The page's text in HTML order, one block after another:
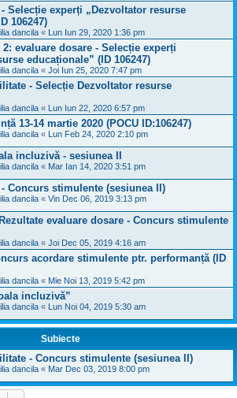
Selecție experți „Dezvoltator resurse
106247)
dancila « Lun Iun 29, 2020 1:36 pm
2: evaluare dosare - Selecție experți
educaționale” (ID 106247)
dancila « Joi Iun 25, 2020 7:47 pm
- Selecție Dezvoltator resurse
dancila « Lun Iun 22, 2020 6:57 pm
13-14 martie 2020 (POCU ID:106247)
dancila « Lun Feb 24, 2020 2:10 pm
incluzivă - sesiunea II
dancila « Mar Ian 14, 2020 3:51 pm
Concurs stimulente (sesiunea II)
dancila « Vin Dec 06, 2019 3:13 pm
Rezultate evaluare dosare - Concurs stimulente
dancila « Joi Dec 05, 2019 4:16 am
acordare stimulente ptr. performanță (ID
dancila « Mie Noi 13, 2019 5:42 pm
incluzivă”
dancila « Lun Noi 04, 2019 5:30 am
Subiecte
- Concurs stimulente (sesiunea II)
dancila « Mar Dec 03, 2019 8:00 pm